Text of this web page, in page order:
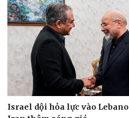
Israel dội hỏa lực vào